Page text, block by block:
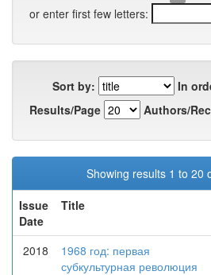
or enter first few letters:
Sort by:
In
Results/Page
Authors/
Showing results 1 to 20
Issue
Date
Title
2018
1968 год: первая
субкультурная революция